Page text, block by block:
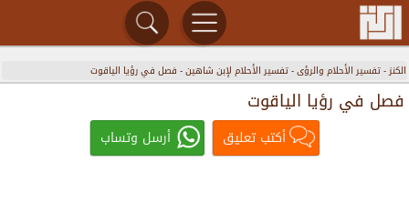
الكنز-تفسير الأحلام والرؤى-تفسير الأحلام لإبن شاهين- فصل في رؤيا الياقوت
فصل في رؤيا الياقوت
أكتب تعليق أرسل وتساب